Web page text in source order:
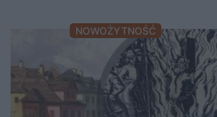
NOWOŻYTNOŚĆ